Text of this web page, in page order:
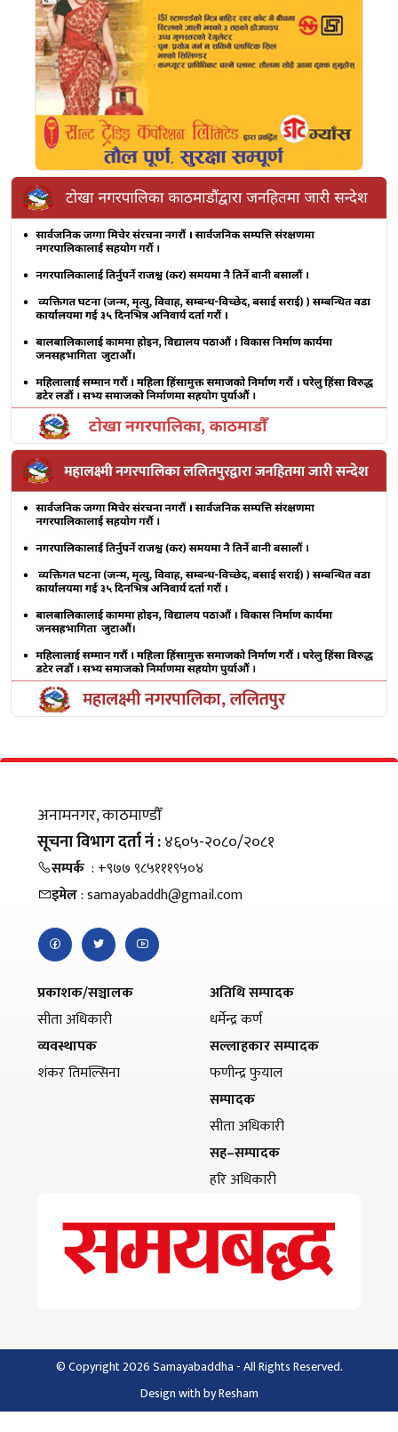
अनामनगर, काठमाण्डौँ
सूचना विभाग दर्ता नं :४६०५-२०८०/२०८१
सम्पर्क : +९७७ ९८५१११९५०४
इमेल: samayabaddh@gmail.com
प्रकाशक/सञ्चालक
सीता अधिकारी
व्यवस्थापक
शंकर तिमल्सिना
अतिथि सम्पादक
धर्मेन्द्र कर्ण
सल्लाहकार सम्पादक
फणीन्द्र फुयाल
सम्पादक
सीता अधिकारी
सह–सम्पादक
हरि अधिकारी
© Copyright 2026 Samayabaddha - All Rights Reserved.
Design withbyResham